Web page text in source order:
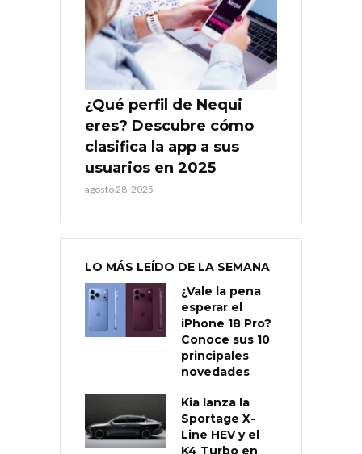
¿Qué perfil de Nequi
eres? Descubre cómo
clasifica la app a sus
usuarios en 2025
agosto 28, 2025
LO MÁS LEÍDO DE LA SEMANA
¿Vale la pena
esperar el
iPhone 18 Pro?
Conoce sus 10
principales
novedades
Kia lanza la
Sportage X-
Line HEV y el
K4 Turbo en